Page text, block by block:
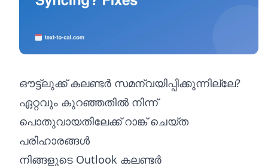
ഔട്ട്‌ലുക്ക് കലണ്ടർ സമന്വയിപ്പിക്കുന്നില്ലേ?
ഏറ്റവും കുറഞ്ഞതിൽ നിന്ന്
പൊതുവായതിലേക്ക് റാങ്ക് ചെയ്ത
പരിഹാരങ്ങൾ
നിങ്ങളുടെ Outlook കലണ്ടർ